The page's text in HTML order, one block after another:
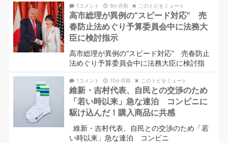
1コメント 9か月前 このトピをミュート
高市総理が異例の“スピード対応” 売
春防止法めぐり予算委員会中に法務大
臣に検討指示
高市総理が異例の“スピード対応” 売春防止
法めぐり予算委員会中に法務大臣に検討指
1コメント 10か月前 このトピをミュート
維新・吉村代表、自民との交渉のため
「若い時以来」急な連泊 コンビニに
駆け込んだ！購入商品に共感
維新・吉村代表、自民との交渉のため「若
い時以来」急な連泊 コンビニ